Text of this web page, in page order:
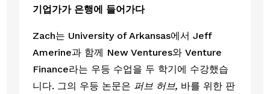
기업가가 은행에 들어가다
Zach는 University of Arkansas에서 Jeff
Amerine과 함께 New Ventures와 Venture
Finance라는 우등 수업을 두 학기에 수강했습
니다. 그의 우등 논문은 퍼브 허브, 바를 위한 판